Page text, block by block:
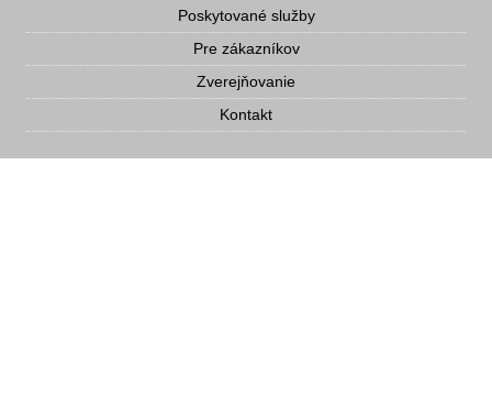
Poskytované služby
Pre zákazníkov
Zverejňovanie
Kontakt